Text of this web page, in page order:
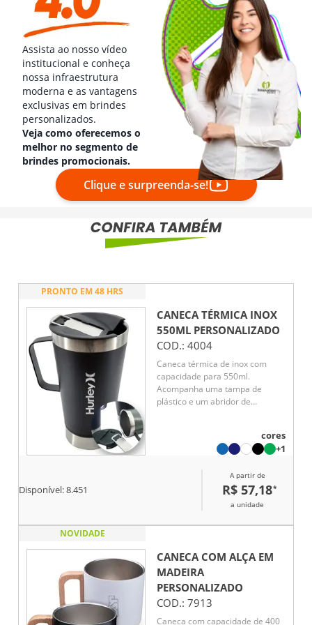
Assista ao nosso vídeo
institucional e conheça
nossa infraestrutura
moderna e as vantagens
exclusivas em brindes
personalizados.
Veja como oferecemos o
melhor no segmento de
brindes promocionais.
Clique e surpreenda-se!
PRONTO EM 48 HRS
CANECA TÉRMICA INOX
550ML PERSONALIZADO
COD.: 4004
Caneca térmica de inox com
capacidade para 550ml.
Acompanha uma tampa de
plástico e um abridor de
cores
+1
Disponível:8.451
A partir de
R$ 57,18*
a unidade
NOVIDADE
CANECA COM ALÇA EM
MADEIRA
PERSONALIZADO
COD.: 7913
Caneca com capacidade de 400